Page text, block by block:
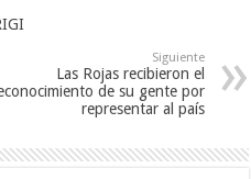
Siguiente
Las Rojas recibieron el
de su gente por
representar al país